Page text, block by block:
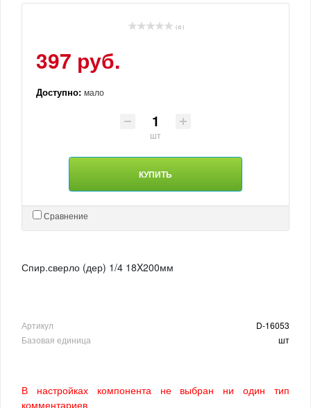
( 0 )
397 руб.
Доступно: мало
шт
КУПИТЬ
Сравнение
Спир.сверло (дер) 1/4 18X200мм
Артикул
D-16053
Базовая единица
шт
В настройках компонента не выбран ни один тип
комментариев